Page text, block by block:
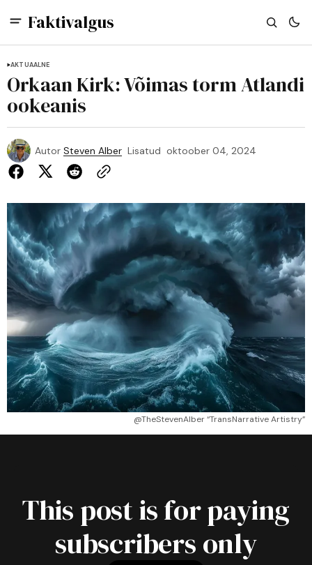
Faktivalgus
AKTUAALNE
Orkaan Kirk: Võimas torm Atlandi
ookeanis
Autor Steven Alber Lisatud oktoober 04, 2024
@TheStevenAlber “TransNarrative Artistry”
This post is for paying
subscribers only